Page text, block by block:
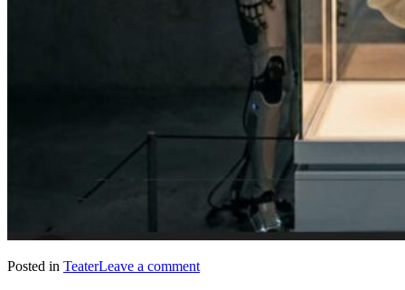
Posted in TeaterLeave a comment